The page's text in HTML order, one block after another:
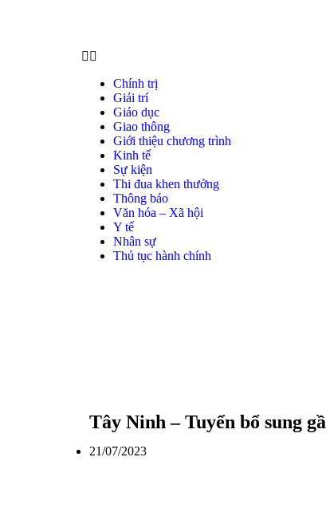
Chính trị
Giải trí
Giáo dục
Giao thông
Giới thiệu chương trình
Kinh tế
Sự kiện
Thi đua khen thưởng
Thông báo
Văn hóa – Xã hội
Y tế
Nhân sự
Thủ tục hành chính
Tây Ninh – Tuyển bổ sung
21/07/2023